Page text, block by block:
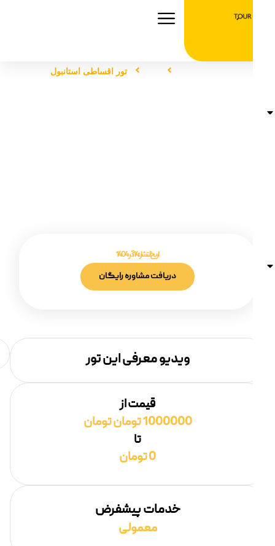
تور تور اقساطی استانبول
14 آذر 1404
دریافت مشاوره رایگان
ویدیو معرفی این تور
قیمت از
1000000 تومان تومان
خدمات پیشفرض
معمولی